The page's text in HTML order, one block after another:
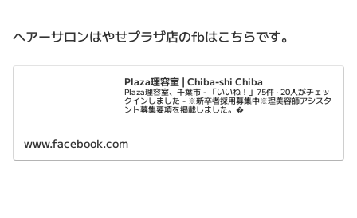
ヘアーサロンはやせプラザ店のfbはこちらです。
Plaza理容室 | Chiba-shi Chiba
Plaza理容室、千葉市 - 「いいね！」75件 · 20人がチェッ
クインしました - ※新卒者採用募集中※理美容師アシスタ
ント募集要項を掲載しました。�
www.facebook.com